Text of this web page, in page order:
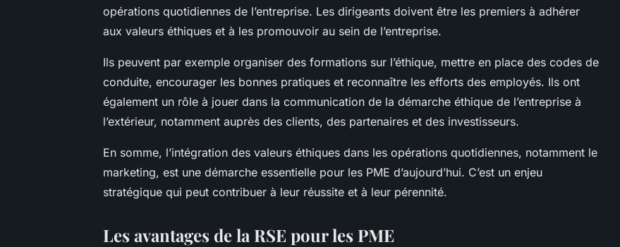
opérations quotidiennes de l’entreprise. Les dirigeants doivent être les premiers à adhérer
aux valeurs éthiques et à les promouvoir au sein de l’entreprise.
Ils peuvent par exemple organiser des formations sur l’éthique, mettre en place des codes de
conduite, encourager les bonnes pratiques et reconnaître les efforts des employés. Ils ont
également un rôle à jouer dans la communication de la démarche éthique de l’entreprise à
l’extérieur, notamment auprès des clients, des partenaires et des investisseurs.
En somme, l’intégration des valeurs éthiques dans les opérations quotidiennes, notamment le
marketing, est une démarche essentielle pour les PME d’aujourd’hui. C’est un enjeu
stratégique qui peut contribuer à leur réussite et à leur pérennité.
Les avantages de la RSE pour les PME